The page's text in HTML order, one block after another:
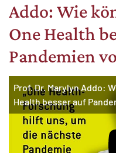
Addo: Wie
One Health
Pandemien
Prof. Dr. Marylyn Addo:
Health besser auf